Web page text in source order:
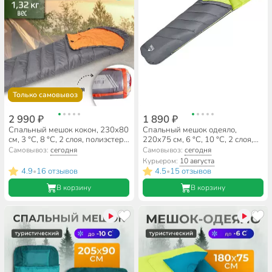
Только самовывоз
2 990 ₽
Спальный мешок кокон, 230х80
см, 3 °C, 8 °C, 2 слоя, полиэстер,
холлофайбер, Bestway, 68103
Самовывоз:сегодня
4.9•16 отзывов
В корзину
1 890 ₽
Спальный мешок одеяло,
220х75 см, 6 °C, 10 °C, 2 слоя,
полиэстер, холлофайбер, в
ассортименте, Bestway, 68102
Самовывоз: сегодня
Курьером: 10 августа
4.5•15 отзывов
В корзину